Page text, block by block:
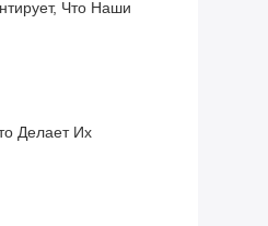
Что Наши
Делает Их